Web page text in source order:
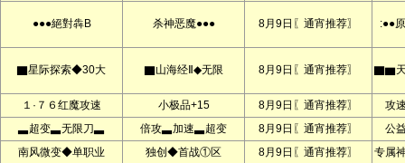
●●●絕對犇B 杀神恶魔●●● 8月9日〖通宵推荐〗 :●●
▇星际探索◆30大 ▇山海经Ⅱ◆无限 8月9日〖通宵推荐〗 ▇▆
１·７６红魔攻速 小极品+15 8月9日〖通宵推荐〗
攻
▃超变▃无限刀▃
倍攻▃加速▃超变 8月9日〖通宵推荐〗
公
南风微变◆单职业
独创◆首战①区 8月9日〖通宵推荐〗
专属